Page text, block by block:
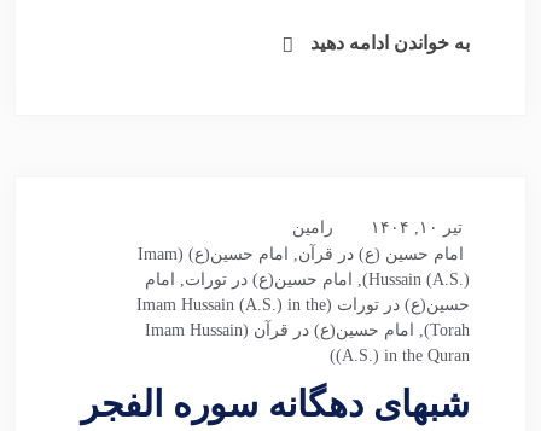
به خواندن ادامه دهید
تیر ۱۰, ۱۴۰۴
رامین
امام حسین (ع) در قرآن,
امام حسین(ع) (Imam
Hussain (A.S.))
, امام حسین(ع) در تورات,
امام
حسین(ع) در تورات (Imam Hussain (A.S.) in the
Torah)
,
امام حسین(ع) در قرآن (Imam Hussain
(A.S.) in the Quran)
شبهای دهگانه سوره الفجر